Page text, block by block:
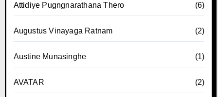
Attidiye Pugngnarathana Thero (6)
Augustus Vinayaga Ratnam (2)
Austine Munasinghe (1)
AVATAR (2)